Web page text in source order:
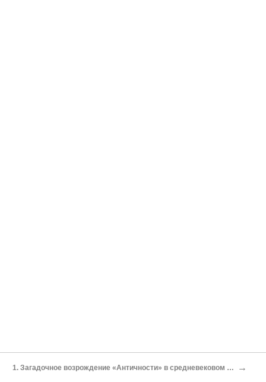
1. Загадочное возрождение «Античности» в средневековом Риме →